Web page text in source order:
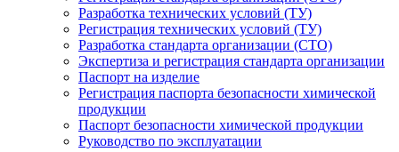
Разработка технических условий (ТУ)
Регистрация технических условий (ТУ)
Разработка стандарта организации (СТО)
Экспертиза и регистрация стандарта организации
Паспорт на изделие
Регистрация паспорта безопасности химической
продукции
Паспорт безопасности химической продукции
Руководство по эксплуатации